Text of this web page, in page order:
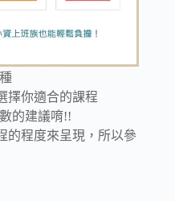
擇你適合的課程
的建議唷!!
的程度來呈現，所以參